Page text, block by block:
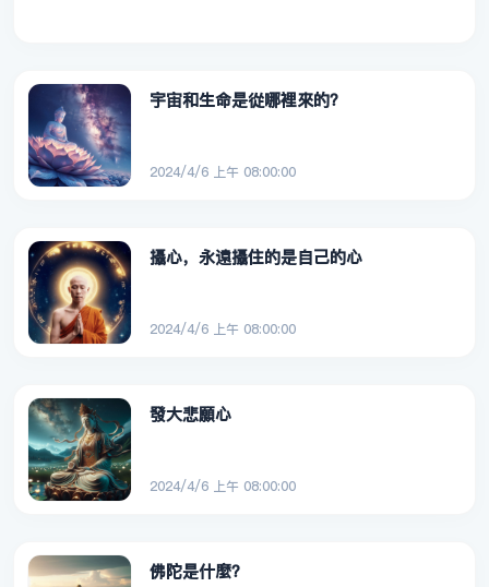
宇宙和生命是從哪裡來的？
2024/4/6 上午 08:00:00
攝心，永遠攝住的是自己的心
2024/4/6 上午 08:00:00
發大悲願心
2024/4/6 上午 08:00:00
佛陀是什麼？